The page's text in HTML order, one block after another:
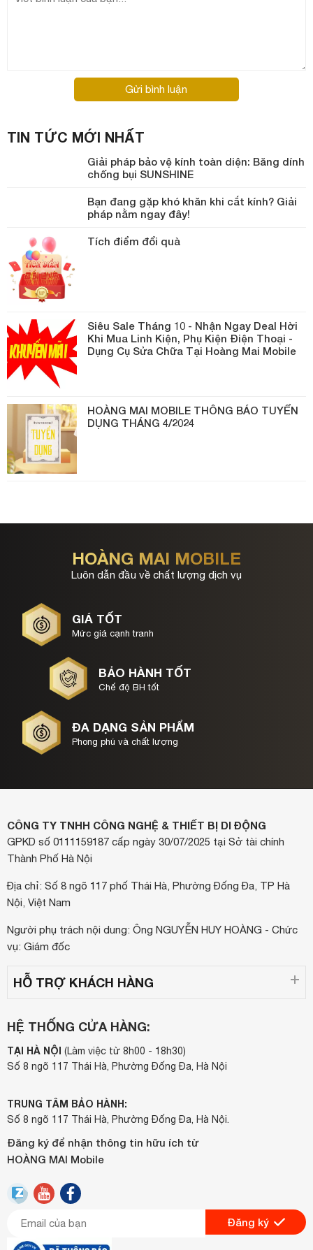
Gửi bình luận
TIN TỨC MỚI NHẤT
Giải pháp bảo vệ kính toàn diện: Băng dính
chống bụi SUNSHINE
Bạn đang gặp khó khăn khi cắt kính? Giải
pháp nằm ngay đây!
Tích điểm đổi quà
Siêu Sale Tháng 10 - Nhận Ngay Deal Hời
Khi Mua Linh Kiện, Phụ Kiện Điện Thoại -
Dụng Cụ Sửa Chữa Tại Hoàng Mai Mobile
HOÀNG MAI MOBILE THÔNG BÁO TUYỂN
DỤNG THÁNG 4/2024
HOÀNG MAI MOBILE
Luôn dẫn đầu về chất lượng dịch vụ
GIÁ TỐT
Mức giá cạnh tranh
BẢO HÀNH TỐT
Chế độ BH tốt
ĐA DẠNG SẢN PHẨM
Phong phú và chất lượng
CÔNG TY TNHH CÔNG NGHỆ & THIẾT BỊ DI ĐỘNG
GPKD số 0111159187 cấp ngày 30/07/2025 tại Sở tài chính
Thành Phố Hà Nội
Địa chỉ: Số 8 ngõ 117 phố Thái Hà, Phường Đống Đa, TP Hà
Nội, Việt Nam
Người phụ trách nội dung: Ông NGUYỄN HUY HOÀNG - Chức
vụ: Giám đốc
HỖ TRỢ KHÁCH HÀNG
HỆ THỐNG CỬA HÀNG:
TẠI HÀ NỘI (Làm việc từ 8h00 - 18h30)
Số 8 ngõ 117 Thái Hà, Phường Đống Đa, Hà Nội
TRUNG TÂM BẢO HÀNH:
Số 8 ngõ 117 Thái Hà, Phường Đống Đa, Hà Nội.
Đăng ký để nhận thông tin hữu ích từ
HOÀNG MAI Mobile
Đăng ký